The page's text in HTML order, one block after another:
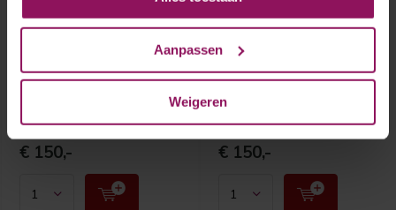
Aanpassen
Weigeren
Austria binnendeur
A-Grade
€ 150,-
Austria binnendeur
88x211,5
Oakland 88x211,5
A-Grade
€ 150,-